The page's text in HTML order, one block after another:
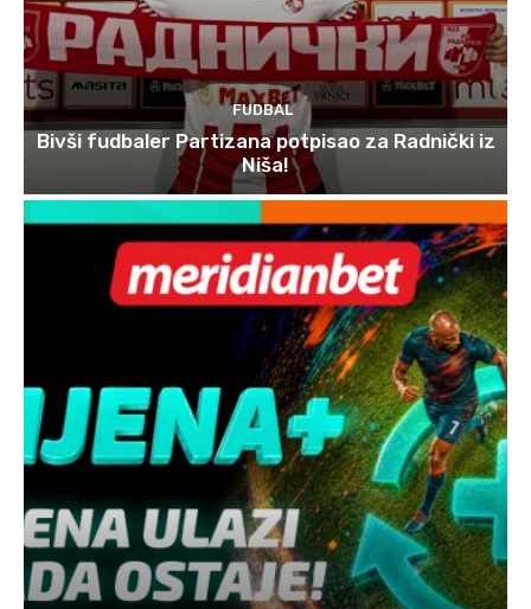
FUDBAL
Bivši fudbaler Partizana potpisao za Radnički iz
Niša!